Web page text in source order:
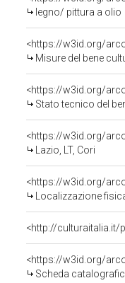
legno/ pittura a olio
<https://w3id.org/
Misure del bene
<https://w3id.org/
Stato tecnico del
<https://w3id.org/
Lazio, LT, Cori
<https://w3id.org/
Localizzazione
<http://culturaitalia.it/
<https://w3id.org/
Scheda